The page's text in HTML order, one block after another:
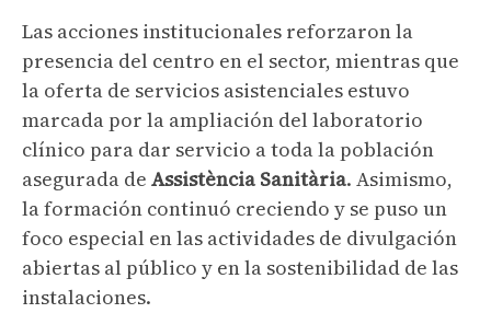
Las acciones institucionales reforzaron la
presencia del centro en el sector, mientras que
la oferta de servicios asistenciales estuvo
marcada por la ampliación del laboratorio
clínico para dar servicio a toda la población
asegurada de Assistència Sanitària. Asimismo,
la formación continuó creciendo y se puso un
foco especial en las actividades de divulgación
abiertas al público y en la sostenibilidad de las
instalaciones.